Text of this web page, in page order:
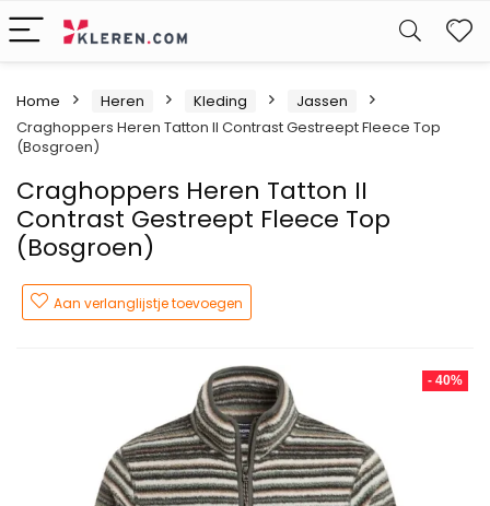
Home Heren Kleding
Jassen
Craghoppers Heren Tatton II Contrast Gestreept Fleece Top
(Bosgroen)
Craghoppers Heren Tatton II
Contrast Gestreept Fleece Top
(Bosgroen)
Aan verlanglijstje toevoegen
- 40%